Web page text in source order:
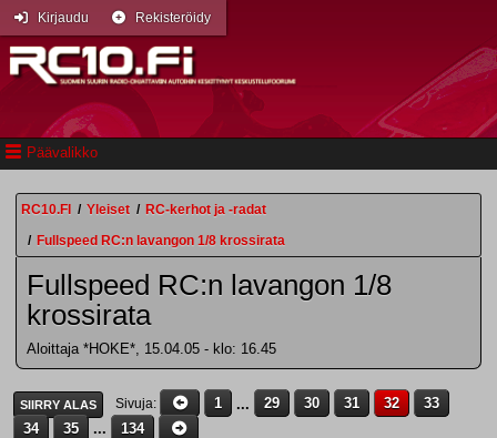
Päävalikko
Kirjaudu Rekisteröidy
RC10.FI / Yleiset / RC-kerhot ja -radat
/ Fullspeed RC:n lavangon 1/8 krossirata
Fullspeed RC:n lavangon 1/8
krossirata
Aloittaja *HOKE*, 15.04.05 - klo: 16.45
SIIRRY ALAS Sivuja 1 ... 29 30 31 32
33
34
35 ... 134